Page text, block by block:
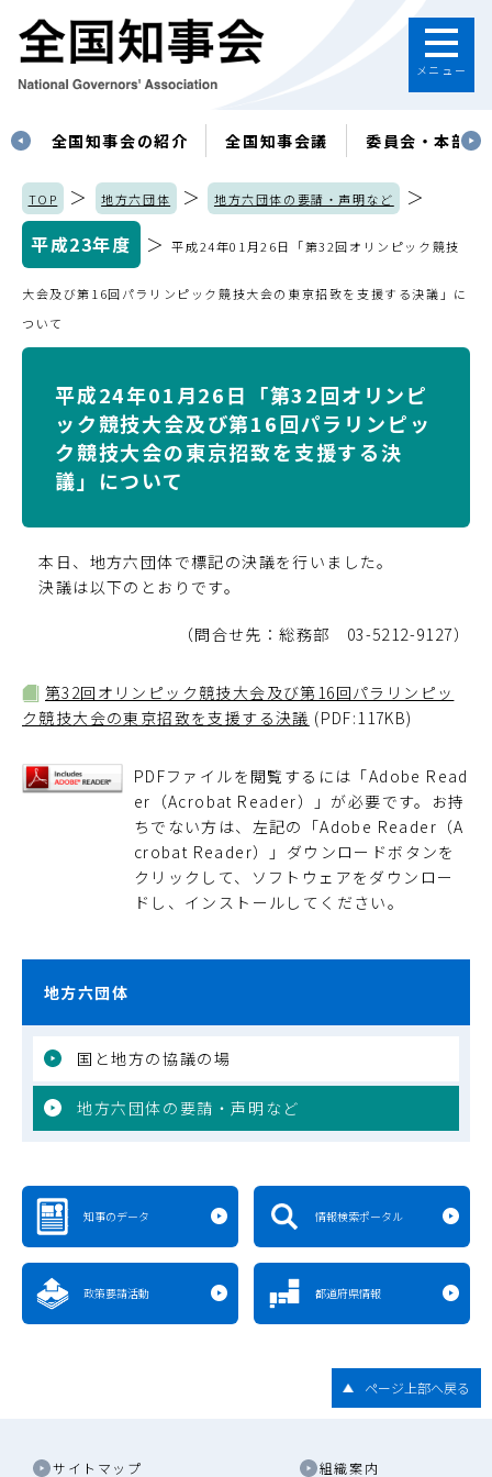
メニュー
全国知事会の紹介 全国知事会議 委員会・本部
TOP ＞ 地方六団体 ＞ 地方六団体の要請・声明など
＞
平成23年度
＞平成24年01月26日「第32回オリンピック競技
大会及び第16回パラリンピック競技大会の東京招致を支援する決議」に
ついて
平成24年01月26日「第32回オリンピ
ック競技大会及び第16回パラリンピッ
ク競技大会の東京招致を支援する決
議」について
本日、地方六団体で標記の決議を行いました。
決議は以下のとおりです。
（問合せ先：総務部 03-5212-9127）
第32回オリンピック競技大会及び第16回パラリンピッ
ク競技大会の東京招致を支援する決議 (PDF:117KB)
PDFファイルを閲覧するには「Adobe Read
er（Acrobat Reader）」が必要です。お持
ちでない方は、左記の「Adobe Reader（A
crobat Reader）」ダウンロードボタンを
クリックして、ソフトウェアをダウンロー
ドし、インストールしてください。
地方六団体
国と地方の協議の場
地方六団体の要請・声明など
知事のデータ 情報検索ポータル
政策要請活動 都道府県情報
ページ上部へ戻る
サイトマップ 組織案内